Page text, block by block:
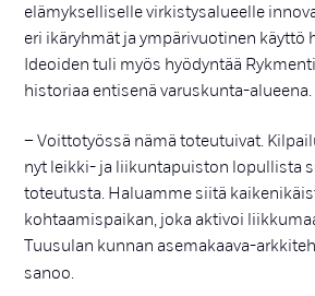
elämykselliselle virkistysalueelle
eri ikäryhmät ja ympärivuotinen käyttö
Ideoiden tuli myös hyödyntää
historiaa entisenä varuskunta-alueena.
– Voittotyössä nämä toteutuivat.
nyt leikki- ja liikuntapuiston lopullista
toteutusta. Haluamme siitä
kohtaamispaikan, joka aktivoi
Tuusulan kunnan asemakaava-
sanoo.